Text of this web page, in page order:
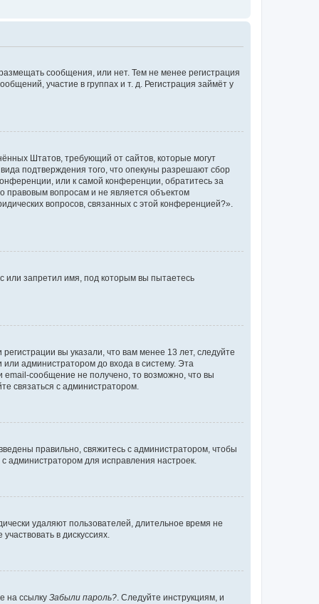
сообщения, или нет. Тем не менее регистрация
участие в группах и т. д. Регистрация займёт у
Штатов, требующий от сайтов, которые могут
подтверждения того, что опекуны разрешают сбор
или к самой конференции, обратитесь за
правовым вопросам и не является объектом
вопросов, связанных с этой конференцией?».
или запретил имя, под которым вы пытаетесь
вы указали, что вам менее 13 лет, следуйте
администратором до входа в систему. Эта
сообщение не получено, то возможно, что вы
связаться с администратором.
правильно, свяжитесь с администратором, чтобы
администратором для исправления настроек.
удаляют пользователей, длительное время не
в дискуссиях.
на ссылку Забыли пароль? . Следуйте инструкциям, и